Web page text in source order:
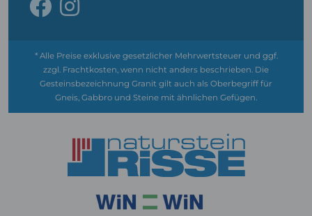
* Alle Preise exklusive gesetzlicher Mehrwertsteuer und ggf.
zzgl. Frachtkosten, wenn nicht anders beschrieben. Die
Gesteinsbezeichnung Granit gilt auch als Oberbegriff für
Gneis, Gabbro und Steine mit ähnlichen Gefügen.